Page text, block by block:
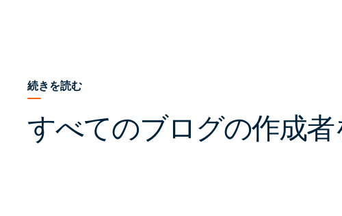
続きを読む
すべてのブログの作成者